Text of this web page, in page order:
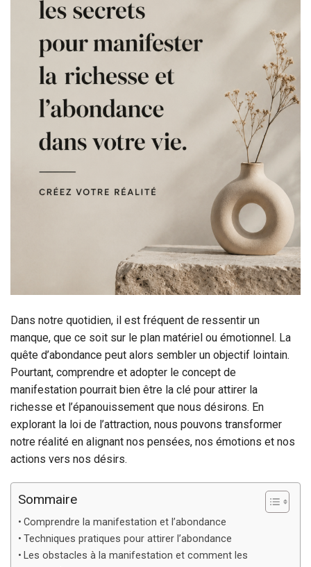
Dans notre quotidien, il est fréquent de ressentir un
manque, que ce soit sur le plan matériel ou émotionnel. La
quête d’abondance peut alors sembler un objectif lointain.
Pourtant, comprendre et adopter le concept de
manifestation pourrait bien être la clé pour attirer la
richesse et l’épanouissement que nous désirons. En
explorant la loi de l’attraction, nous pouvons transformer
notre réalité en alignant nos pensées, nos émotions et nos
actions vers nos désirs.
Sommaire
Comprendre la manifestation et l’abondance
Techniques pratiques pour attirer l’abondance
Les obstacles à la manifestation et comment les